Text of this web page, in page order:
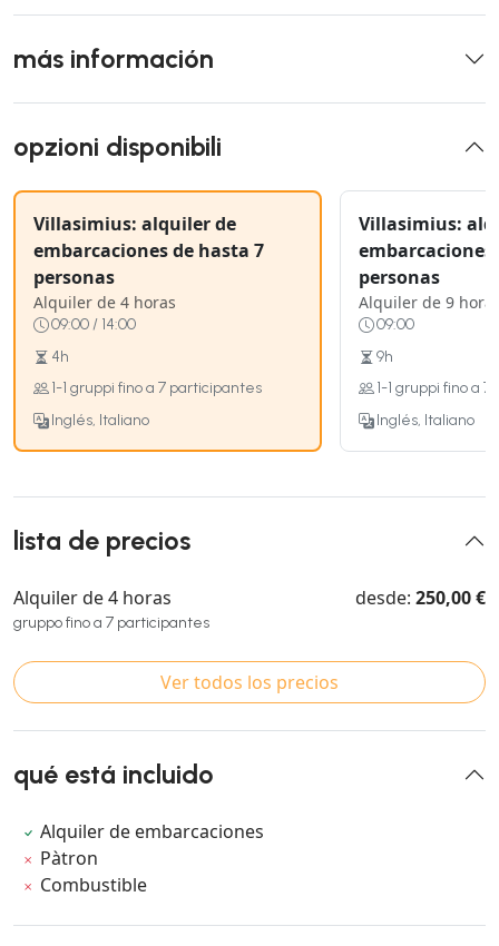
más información
opzioni disponibili
Villasimius: alquiler de
embarcaciones de hasta 7
personas
Alquiler de 4 horas
09:00 / 14:00
4h
1-1 gruppi fino a 7 participantes
Inglés, Italiano
Villasimius:
embarcaciones
personas
Alquiler de 9
09:00
9h
1-1 gruppi fino a
Inglés, Italiano
lista de precios
Alquiler de 4 horas
gruppo fino a 7 participantes
desde: 250,00 €
Ver todos los precios
qué está incluido
Alquiler de embarcaciones
Pàtron
Combustible